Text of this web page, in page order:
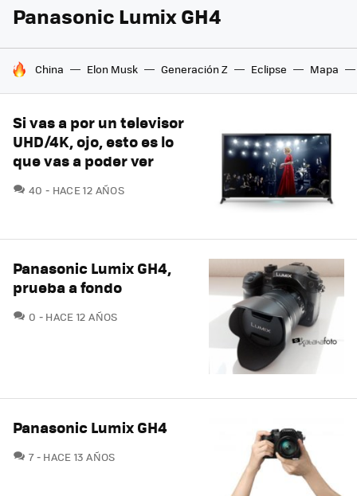
Panasonic Lumix GH4
HOY SE HABLA DE
China Elon Musk Generación Z Eclipse Mapa
Si vas a por un televisor
UHD/4K, ojo, esto es lo
que vas a poder ver
40 COMENTARIOS
HACE 12 AÑOS
Panasonic Lumix GH4,
prueba a fondo
0 COMENTARIOS
HACE 12 AÑOS
Panasonic Lumix GH4
7COMENTARIOS
HACE 13 AÑOS